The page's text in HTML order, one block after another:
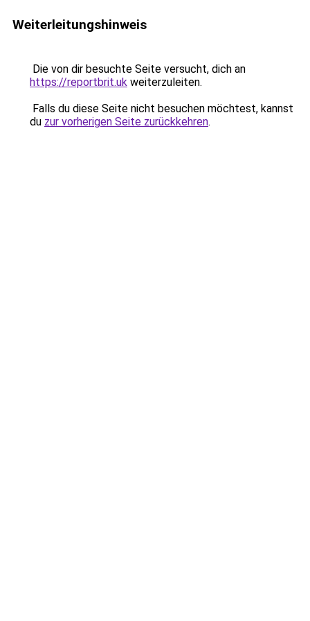
Weiterleitungshinweis
Die von dir besuchte Seite versucht, dich an
https://reportbrit.uk weiterzuleiten.
Falls du diese Seite nicht besuchen möchtest, kannst
du zur vorherigen Seite zurückkehren.